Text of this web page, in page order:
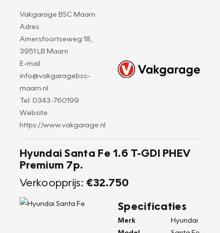
Vakgarage BSC Maarn
Adres:
Amersfoortseweg 18,
3951 LB Maarn
E-mail:
info@vakgaragebsc-
maarn.nl
Tel: 0343-760199
Website:
https://www.vakgarage.nl
Hyundai Santa Fe 1.6 T-GDI PHEV
Premium 7p.
Verkoopprijs: €32.750
Specificaties
Merk
Hyundai